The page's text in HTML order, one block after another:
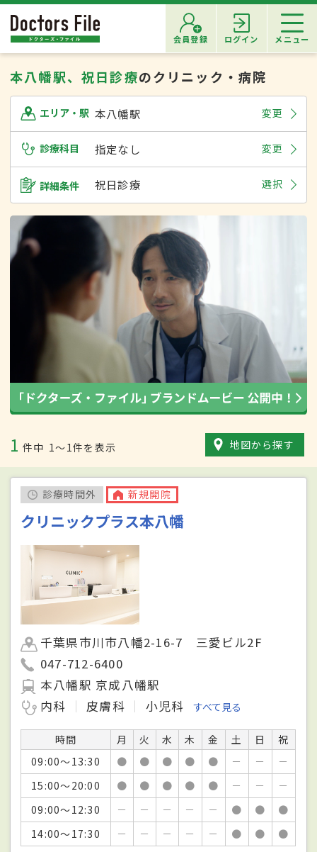
会員登録 ログイン メニュー
本八幡駅、祝日診療のクリニック・病院
エリア・駅 本八幡駅 変更
診療科目 指定なし 変更
詳細条件 祝日診療 選択
1 件中 1〜1件を表示 地図から探す
診療時間外 新規開院
クリニックプラス本八幡
千葉県市川市八幡2-16-7 三愛ビル2F
047-712-6400
本八幡駅 京成八幡駅
内科
皮膚科 小児科 すべて見る
時間 月 火 水 木 金 土 日
祝
09:00～13:30
● ● ● ● ● － －
－
15:00～20:00
● ● ● ● ● － －
－
09:00～12:30
－ － － － － ● ●
●
14:00～17:30
－ － － － － ● ● ●